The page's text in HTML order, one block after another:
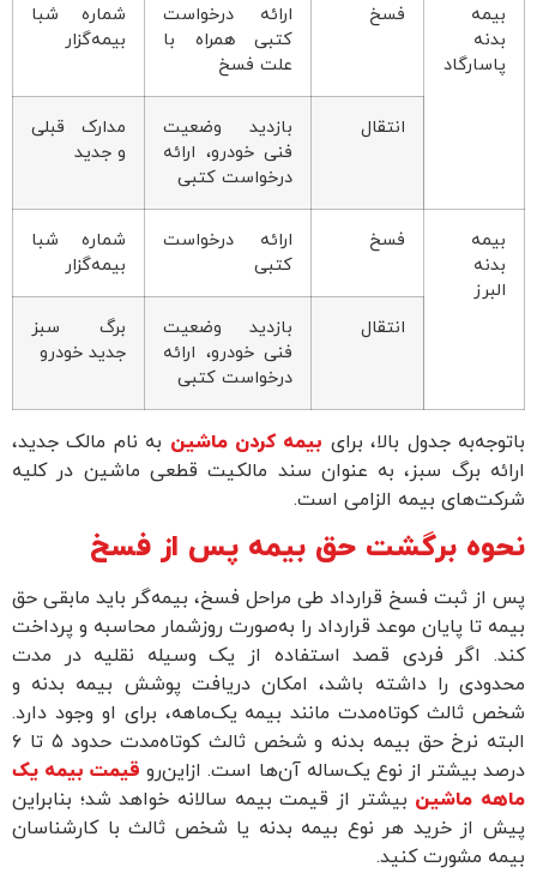
بیمه
پاسارگاد
فسخ
ارائه درخواست
کتبی همراه با
علت فسخ
شماره شبا
بیمه‌گزار
انتقال
بازدید وضعیت
فنی خودرو، ارائه
درخواست کتبی
مدارک قبلی
و جدید
بیمه
فسخ
ارائه درخواست
کتبی
شماره شبا
بیمه‌گزار
انتقال
بازدید وضعیت
فنی خودرو، ارائه
درخواست کتبی
برگ سبز
جدید خودرو
جدول بالا، برایبیمه کردن ماشینبه نام مالک جدید،
برگ سبز، به عنوان سند مالکیت قطعی ماشین در کلیه
بیمه الزامی است.
برگشت حق بیمه پس از فسخ
از ثبت فسخ قرارداد طی مراحل فسخ، بیمه‌گر باید مابقی حق
تا پایان موعد قرارداد را به‌صورت روزشمار محاسبه و پرداخت
اگر فردی قصد استفاده از یک وسیله نقلیه در مدت
را داشته باشد، امکان دریافت پوشش بیمه بدنه و
ثالث کوتاه‌مدت مانند بیمه یک‌ماهه، برای او وجود دارد.
البته نرخ حق بیمه بدنه و شخص ثالث کوتاه‌مدت حدود ۵ تا ۶
بیشتر از نوع یک‌ساله آن‌ها است. ازاین‌روقیمت بیمه یک
ماشینبیشتر از قیمت بیمه سالانه خواهد شد؛ بنابراین
از خرید هر نوع بیمه بدنه یا شخص ثالث با کارشناسان
مشورت کنید.